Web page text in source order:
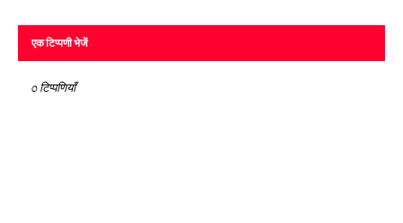
एक टिप्पणी भेजें
0 टिप्पणियाँ